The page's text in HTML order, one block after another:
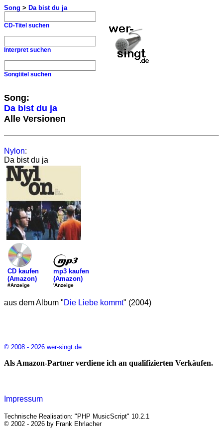
Song > Da bist du ja
CD-Titel suchen
Interpret suchen
Songtitel suchen
Song:
Da bist du ja
Alle Versionen
Nylon:
Da bist du ja
CD kaufen
(Amazon)
#Anzeige
mp3 kaufen
(Amazon)
'Anzeige
aus dem Album "Die Liebe kommt" (2004)
© 2008 - 2026 wer-singt.de
Als Amazon-Partner verdiene ich an qualifizierten Verkäufen.
Impressum
Technische Realisation: "PHP MusicScript" 10.2.1
© 2002 - 2026 by Frank Ehrlacher